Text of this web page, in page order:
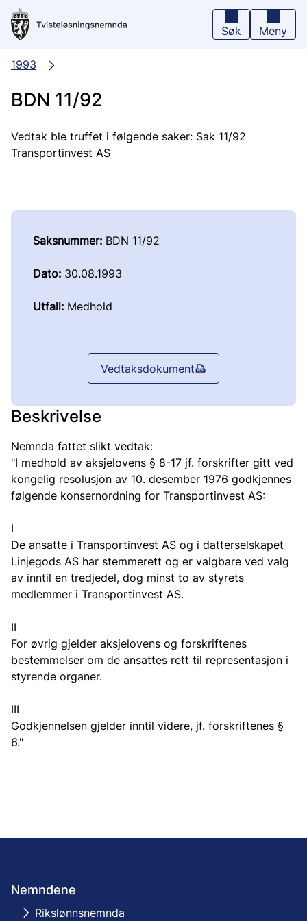
Hopp
hovedinnhold
Søk Meny
1993
BDN 11/92
Vedtak ble truffet i følgende saker: Sak 11/92
Transportinvest AS
Saksnummer: BDN 11/92
Dato: 30.08.1993
Utfall: Medhold
Vedtaksdokument
Beskrivelse
Nemnda fattet slikt vedtak:
"I medhold av aksjelovens § 8-17 jf. forskrifter gitt ved
kongelig resolusjon av 10. desember 1976 godkjennes
følgende konsernordning for Transportinvest AS:
I
De ansatte i Transportinvest AS og i datterselskapet
Linjegods AS har stemmerett og er valgbare ved valg
av inntil en tredjedel, dog minst to av styrets
medlemmer i Transportinvest AS.
II
For øvrig gjelder aksjelovens og forskriftenes
bestemmelser om de ansattes rett til representasjon i
styrende organer.
III
Godkjennelsen gjelder inntil videre, jf. forskriftenes §
6."
Nemndene
Rikslønnsnemnda